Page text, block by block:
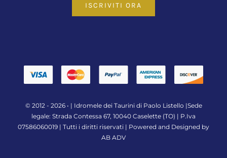
ISCRIVITI ORA
© 2012 - 2026 • | Idromele dei Taurini di Paolo Listello |Sede
legale: Strada Contessa 67, 10040 Caselette (TO) | P.Iva
07586060019 | Tutti i diritti riservati | Powered and Designed by
AB ADV